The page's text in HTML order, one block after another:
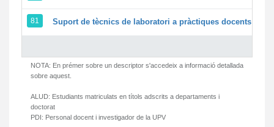
81 Suport de tècnics de laboratori a pràctiques docents i
NOTA: En prémer sobre un descriptor s'accedeix a informació detallada
sobre aquest.
ALUD: Estudiants matriculats en títols adscrits a departaments i
doctorat
PDI: Personal docent i investigador de la UPV